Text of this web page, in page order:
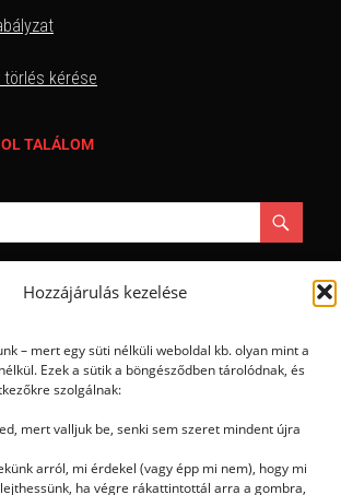
Hozzájárulás kezelése
– mert egy süti nélküli weboldal kb. olyan mint a
Ezek a sütik a böngésződben tárolódnak, és
szolgálnak:
mert valljuk be, senki sem szeret mindent újra
arról, mi érdekel (vagy épp mi nem), hogy mi
ha végre rákattintottál arra a gombra,
kérése
TALÁLOM